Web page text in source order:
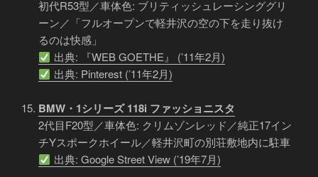
初代R53型／車体色: ブリティッシュレーシンググリ
ーン／「フルオープンで軽井沢の空の下を走り抜け
るのは快感」
出典: 『WEB GOETHE』 (’11年2月)
出典: Pinterest (’11年2月)
BMW・1シリーズ 118i ファッショニスタ
2代目F20型／車体色: クリムゾンレッド／純正17イン
チYスポークホイール／軽井沢町の別荘敷地内に駐車
出典: Google Street View (’19年7月)